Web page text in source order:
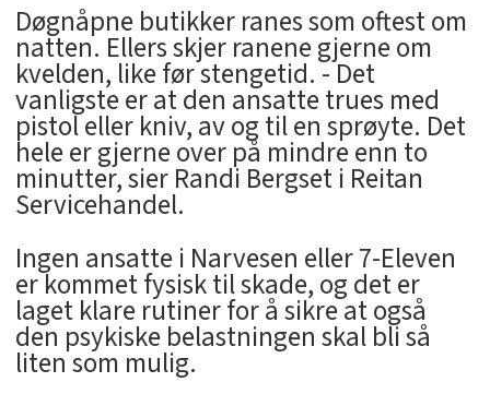
Døgnåpne butikker ranes som oftest om
natten. Ellers skjer ranene gjerne om
kvelden, like før stengetid. - Det
vanligste er at den ansatte trues med
pistol eller kniv, av og til en sprøyte. Det
hele er gjerne over på mindre enn to
minutter, sier Randi Bergset i Reitan
Servicehandel.
Ingen ansatte i Narvesen eller 7-Eleven
er kommet fysisk til skade, og det er
laget klare rutiner for å sikre at også
den psykiske belastningen skal bli så
liten som mulig.